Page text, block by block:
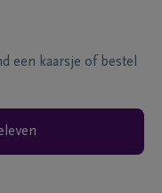
een kaarsje of bestel